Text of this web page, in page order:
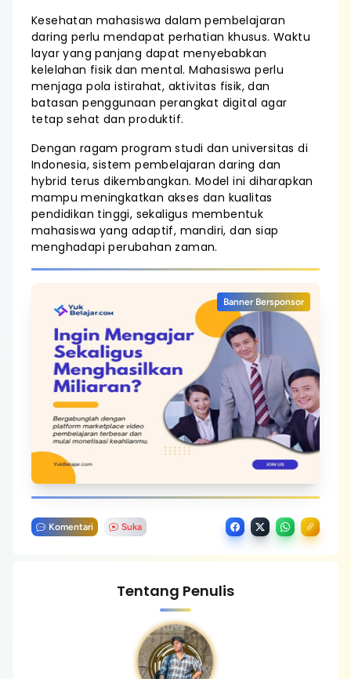
Kesehatan mahasiswa dalam pembelajaran
daring perlu mendapat perhatian khusus. Waktu
layar yang panjang dapat menyebabkan
kelelahan fisik dan mental. Mahasiswa perlu
menjaga pola istirahat, aktivitas fisik, dan
batasan penggunaan perangkat digital agar
tetap sehat dan produktif.
Dengan ragam program studi dan universitas di
Indonesia, sistem pembelajaran daring dan
hybrid terus dikembangkan. Model ini diharapkan
mampu meningkatkan akses dan kualitas
pendidikan tinggi, sekaligus membentuk
mahasiswa yang adaptif, mandiri, dan siap
menghadapi perubahan zaman.
Banner Bersponsor
Komentari Suka
Tentang Penulis